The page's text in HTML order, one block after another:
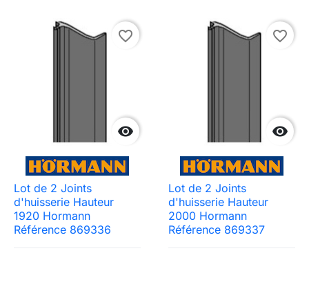

favorite_border
Lot de 2 Joints
d'huisserie Hauteur
1920 Hormann
Référence 869336

favorite_border
Lot de 2 Joints
d'huisserie Hauteur
2000 Hormann
Référence 869337